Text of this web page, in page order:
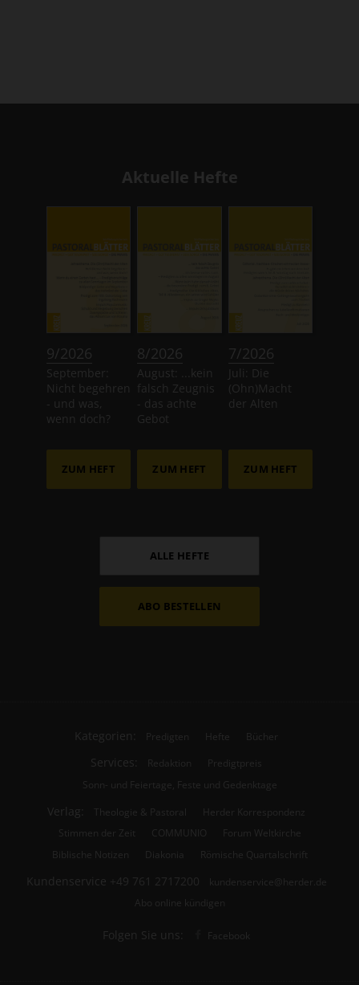
Aktuelle Hefte
9/2026
September:
Nicht begehren
- und was,
wenn doch?
ZUM HEFT
8/2026
August: ...kein
falsch Zeugnis
- das achte
Gebot
ZUM HEFT
7/2026
Juli: Die
(Ohn)Macht
der Alten
ZUM HEFT
ALLE HEFTE
ABO BESTELLEN
Kategorien: Predigten Hefte Bücher
Services: Redaktion
Predigtpreis
Sonn- und Feiertage, Feste und Gedenktage
Verlag: Theologie & Pastoral
Herder Korrespondenz
Stimmen der Zeit
COMMUNIO
Forum Weltkirche
Biblische Notizen
Diakonia Römische Quartalschrift
Kundenservice +49 761 2717200
kundenservice@herder.de
Abo online kündigen
Folgen Sie uns: Facebook